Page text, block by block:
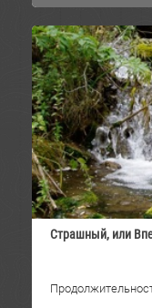
Страшный, или